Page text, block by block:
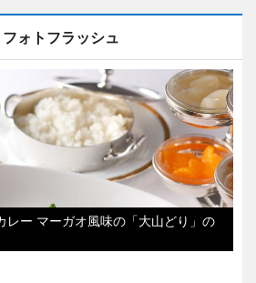
フォトフラッシュ
レー マーガオ風味の「大山どり」の